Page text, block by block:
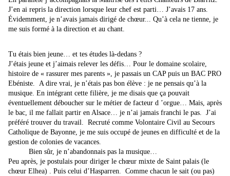
J’en ai repris la direction lorsque leur chef est parti… J’avais 17 ans.
Évidemment, je n’avais jamais dirigé de chœur... Qu’à cela ne tienne, je
me suis formé à la direction et au chant.
Tu étais bien jeune… et tes études là-dedans ?
J’étais jeune et j’aimais relever les défis… Pour le domaine scolaire,
histoire de « rassurer mes parents », je passais un CAP puis un BAC PRO
Ebéniste. A dire vrai, je n’étais pas bon élève : je ne pensais qu’à la
musique. En intégrant cette filière, je me disais que ça pouvait
éventuellement déboucher sur le métier de facteur d ’orgue… Mais, après
le bac, il me fallait partir en Alsace… je n’ai jamais franchi le pas. J’ai
préféré trouver du travail. Recruté comme Volontaire Civil au Secours
Catholique de Bayonne, je me suis occupé de jeunes en difficulté et de la
gestion de colonies de vacances.
Bien sûr, je n’abandonnais pas la musique…
Peu après, je postulais pour diriger le chœur mixte de Saint palais (le
chœur Elhea) . Puis celui d’Hasparren. Comme chacun le sait (ou pas)